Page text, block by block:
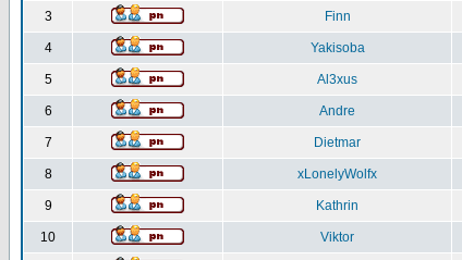
3 Finn
4 Yakisoba
5 Al3xus
6 Andre
7 Dietmar
8 xLonelyWolfx
9 Kathrin
10 Viktor